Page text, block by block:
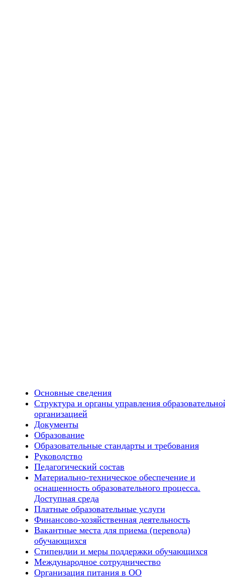
Основные сведения
Структура и органы управления
организацией
Документы
Образование
Образовательные стандарты и требования
Руководство
Педагогический состав
Материально-техническое обеспечение и
оснащенность образовательного процесса.
Доступная среда
Платные образовательные услуги
Финансово-хозяйственная деятельность
Вакантные места для приема (перевода)
обучающихся
Стипендии и меры поддержки обучающихся
Международное сотрудничество
Организация питания в ОО